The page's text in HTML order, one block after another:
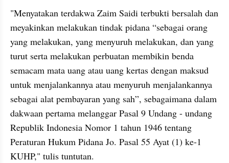
"Menyatakan terdakwa Zaim Saidi terbukti bersalah dan
meyakinkan melakukan tindak pidana “sebagai orang
yang melakukan, yang menyuruh melakukan, dan yang
turut serta melakukan perbuatan membikin benda
semacam mata uang atau uang kertas dengan maksud
untuk menjalankannya atau menyuruh menjalankannya
sebagai alat pembayaran yang sah”, sebagaimana dalam
dakwaan pertama melanggar Pasal 9 Undang - undang
Republik Indonesia Nomor 1 tahun 1946 tentang
Peraturan Hukum Pidana Jo. Pasal 55 Ayat (1) ke-1
KUHP," tulis tuntutan.